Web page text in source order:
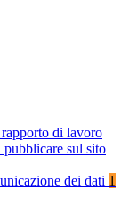
di lavoro
pubblicare sul sito
dei dati 1